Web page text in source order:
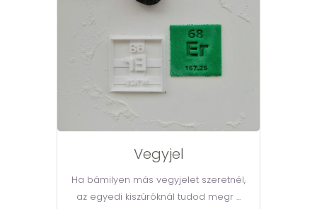
Vegyjel
Ha bámilyen más vegyjelet szeretnél,
az egyedi kiszúróknál tudod megr ...